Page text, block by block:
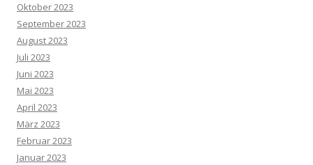
Oktober 2023
September 2023
August 2023
Juli 2023
Juni 2023
Mai 2023
April 2023
März 2023
Februar 2023
Januar 2023